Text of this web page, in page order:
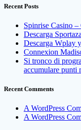
Recent Posts
Spinrise Casino
Descarga
Descarga Wplay
Connexion
Si tronco di
accumulare punti
Recent Comments
A WordPress
A WordPress